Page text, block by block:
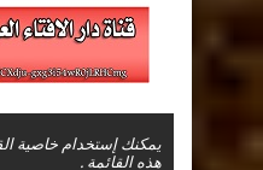
يمكنك إستخدام خاصية
هذه القائمة .